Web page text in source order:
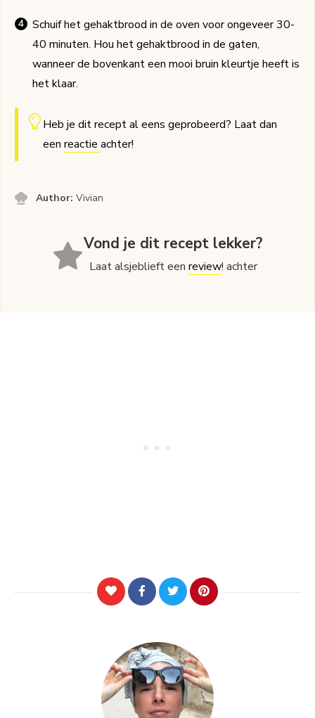
Schuif het gehaktbrood in de oven voor ongeveer 30-
40 minuten. Hou het gehaktbrood in de gaten,
wanneer de bovenkant een mooi bruin kleurtje heeft is
het klaar.
Heb je dit recept al eens geprobeerd? Laat dan
een reactie achter!
Author:Vivian
Vond je dit recept lekker?
Laat alsjeblieft eenreview! achter